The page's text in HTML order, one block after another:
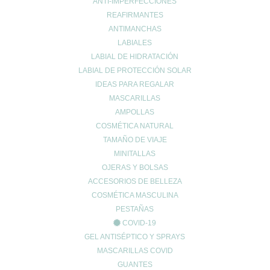
REAFIRMANTES
ANTIMANCHAS
LABIALES
LABIAL DE HIDRATACIÓN
LABIAL DE PROTECCIÓN SOLAR
IDEAS PARA REGALAR
MASCARILLAS
AMPOLLAS
COSMÉTICA NATURAL
TAMAÑO DE VIAJE
MINITALLAS
OJERAS Y BOLSAS
ACCESORIOS DE BELLEZA
COSMÉTICA MASCULINA
PESTAÑAS
COVID-19
GEL ANTISÉPTICO Y SPRAYS
MASCARILLAS COVID
GUANTES
seguimiento médico
profesional sanitario la cantidad de pectina de manzana
saludable para nuestro organismo, la forma correcta de
consumirla y si hay posibilidad de que intervenga en algún
proceso de medicación que estemos siguiendo.
Tu dirección de correo electrónico no será publicada.
obligatorios están marcados con*